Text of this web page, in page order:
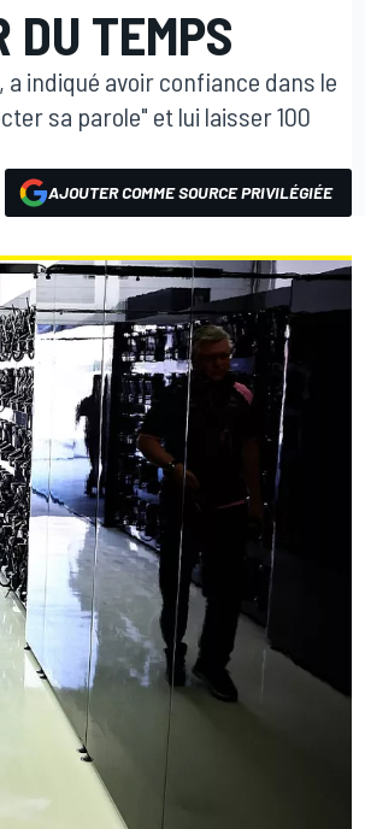
TEMPS
a indiqué avoir confiance dans le
sa parole" et lui laisser 100
AJOUTER COMME SOURCE PRIVILÉGIÉE